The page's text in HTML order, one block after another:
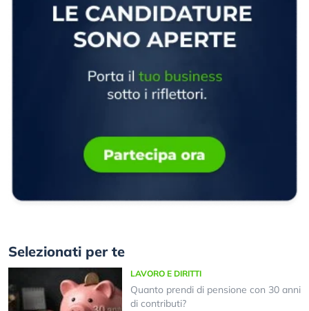
Selezionati per te
LAVORO E DIRITTI
Quanto prendi di pensione con 30 anni
di contributi?